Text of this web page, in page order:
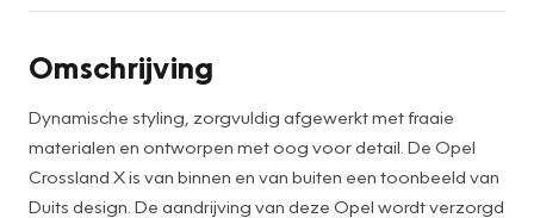
Omschrijving
Dynamische styling, zorgvuldig afgewerkt met fraaie
materialen en ontworpen met oog voor detail. De Opel
Crossland X is van binnen en van buiten een toonbeeld van
Duits design. De aandrijving van deze Opel wordt verzorgd